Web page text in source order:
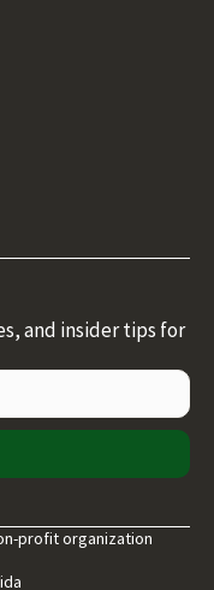
and insider tips for
profit organization